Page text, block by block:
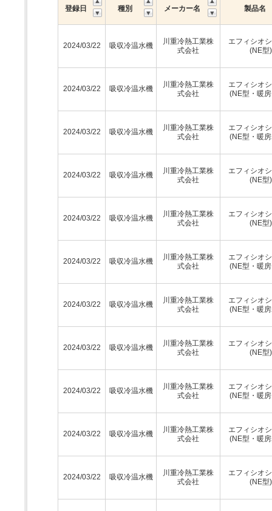
登録日 種別 メーカー名 製品名
2024/03/22 吸収冷温水機
川重冷熱工業株
式会社
エフィシオ
(NE型)
2024/03/22 吸収冷温水機
川重冷熱工業株
式会社
エフィシオ
(NE型・暖
2024/03/22 吸収冷温水機
川重冷熱工業株
式会社
エフィシオ
(NE型・暖
2024/03/22 吸収冷温水機
川重冷熱工業株
式会社
エフィシオ
(NE型)
2024/03/22 吸収冷温水機
川重冷熱工業株
式会社
エフィシオ
(NE型)
2024/03/22 吸収冷温水機
川重冷熱工業株
式会社
エフィシオ
(NE型・暖
2024/03/22 吸収冷温水機
川重冷熱工業株
式会社
エフィシオ
(NE型・暖
2024/03/22 吸収冷温水機
川重冷熱工業株
式会社
エフィシオ
(NE型)
2024/03/22 吸収冷温水機
川重冷熱工業株
式会社
エフィシオ
(NE型・暖
2024/03/22 吸収冷温水機
川重冷熱工業株
式会社
エフィシオ
(NE型・暖
2024/03/22 吸収冷温水機
川重冷熱工業株
式会社
エフィシオ
(NE型)